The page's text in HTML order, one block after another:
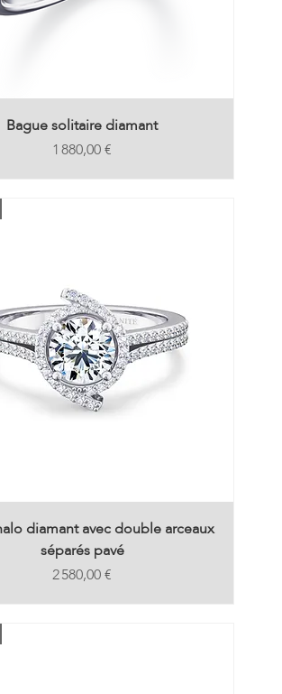
Bague solitaire diamant
Prix
1 880,00 €
diamant avec double arceaux
séparés pavé
Prix
2 580,00 €